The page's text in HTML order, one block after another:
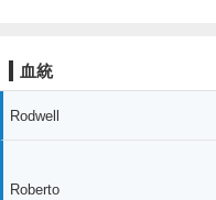
血統
Rodwell
Roberto